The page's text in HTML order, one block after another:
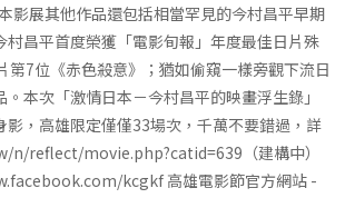
影展其他作品還包括相當罕見的今村昌平早期
昌平首度榮獲「電影旬報」年度最佳日片殊
7位《赤色殺意》；猶如偷窺一樣旁觀下流日
本次「激情日本－今村昌平的映畫浮生錄」
，高雄限定僅僅33場次，千萬不要錯過，詳
reflect/movie.php?catid=639（建構中）
kcgkf 高雄電影節官方網站 -